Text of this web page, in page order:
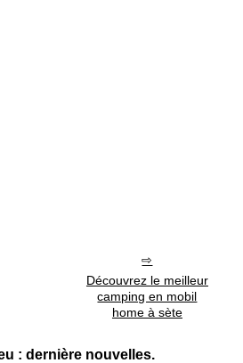
Découvrez le meilleur
camping en mobil
home à sète
: dernière nouvelles.